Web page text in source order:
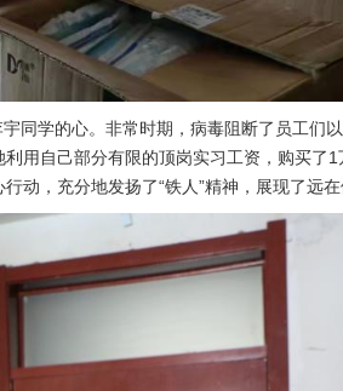
同学的心。非常时期，病毒阻断了员工们
用自己部分有限的顶岗实习工资，购买了
动，充分地发扬了“铁人”精神，展现了远在